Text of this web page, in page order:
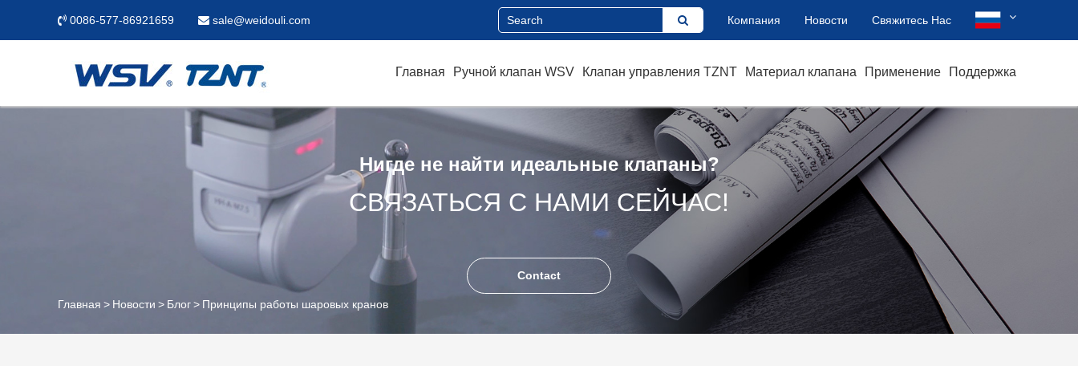
0086-577-86921659 sale@weidouli.com Компания Новости Свяжитесь Нас
Главная Ручной клапан WSV Клапан управления TZNT Материал клапана Применение Поддержка
Нигде не найти идеальные клапаны?
СВЯЗАТЬСЯ С НАМИ СЕЙЧАС!
Contact
Главная Новости Блог Принципы работы шаровых кранов